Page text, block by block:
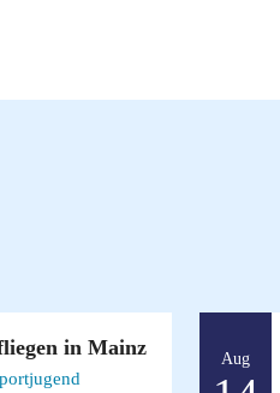
in Mainz Aug